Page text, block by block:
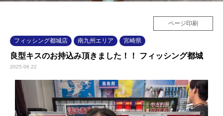
ページ印刷
フィッシング都城店 南九州エリア 宮崎県
良型キスのお持込み頂きました！！ フィッシング都城
2025.06.22